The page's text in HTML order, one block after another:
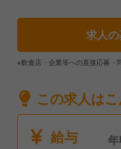
求人
※飲食店・企業等への直接応募・
この求人はこ
給与